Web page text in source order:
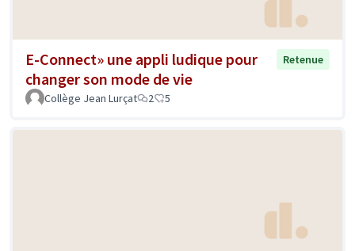
E-Connect» une appli ludique pour
changer son mode de vie
Retenue
Collège Jean Lurçat 2 5